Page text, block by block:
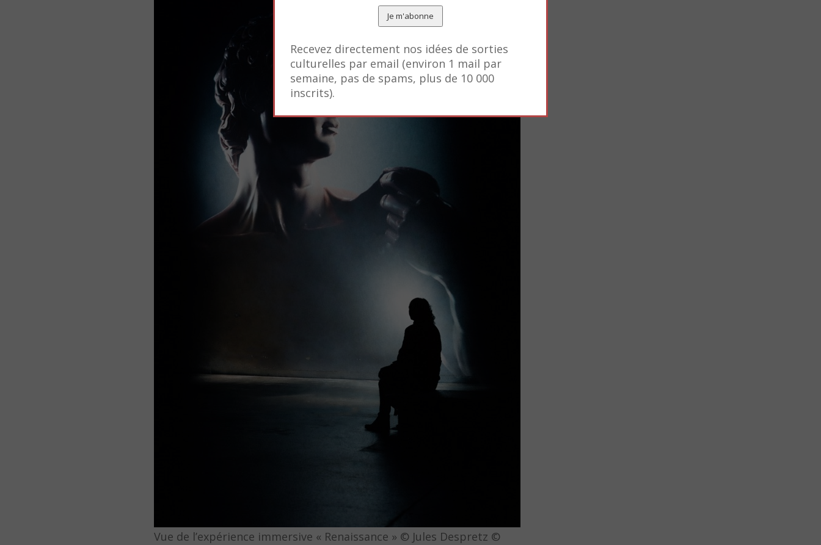
Vue de l’expérience immersive « Renaissance » © Jules Despretz ©
Recevez directement nos idées de sorties
culturelles par email (environ 1 mail par
semaine, pas de spams, plus de 10 000
inscrits).